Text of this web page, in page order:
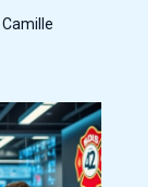
Camille